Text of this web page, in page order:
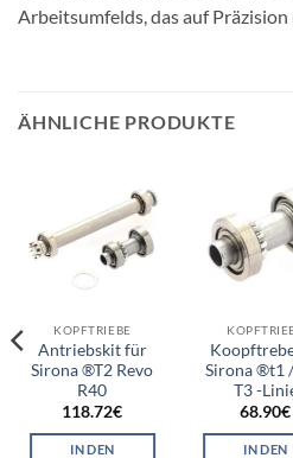
Arbeitsumfelds, das auf
ÄHNLICHE PRODUKTE
KOPFTRIEBE
Antriebskit für
Sirona ®T2 Revo
R40
118.72€
IN DEN
Sirona ®t1
T3 -
68.90€
IN DEN